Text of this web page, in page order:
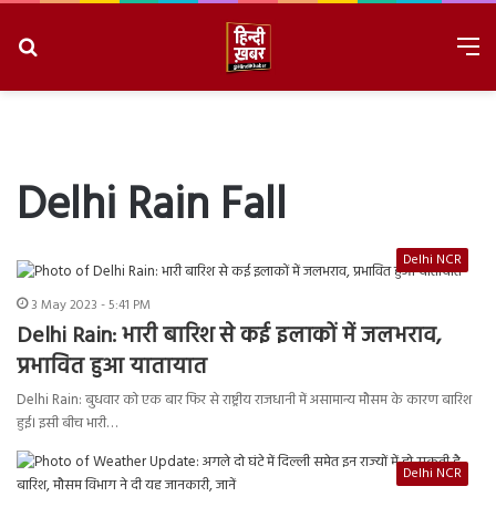
Delhi Rain Fall
Delhi NCR
3 May 2023 - 5:41 PM
Delhi Rain: भारी बारिश से कई इलाकों में जलभराव,
प्रभावित हुआ यातायात
Delhi Rain: बुधवार को एक बार फिर से राष्ट्रीय राजधानी में असामान्य मौसम के कारण बारिश
हुई। इसी बीच भारी…
Delhi NCR